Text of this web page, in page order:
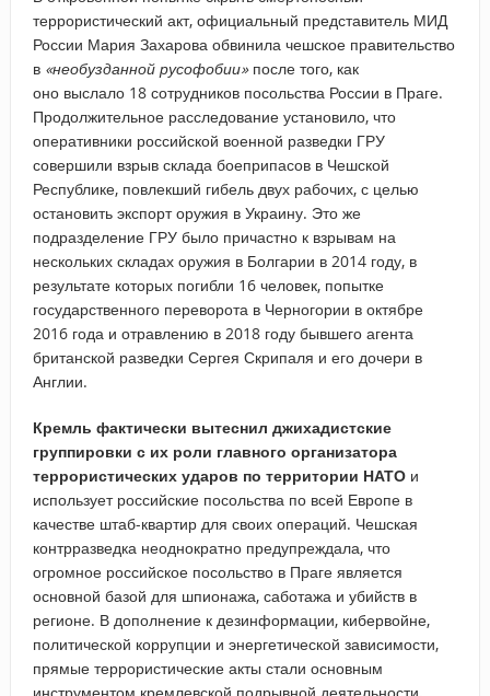
террористический акт, официальный представитель МИД
России Мария Захарова обвинила чешское правительство
в «необузданной русофобии»после того, как
оно выслало 18 сотрудников посольства России в Праге.
Продолжительное расследование установило, что
оперативники российской военной разведки ГРУ
совершили взрыв склада боеприпасов в Чешской
Республике, повлекший гибель двух рабочих, с целью
остановить экспорт оружия в Украину. Это же
подразделение ГРУ было причастно к взрывам на
нескольких складах оружия в Болгарии в 2014 году, в
результате которых погибли 16 человек, попытке
государственного переворота в Черногории в октябре
2016 года и отравлению в 2018 году бывшего агента
британской разведки Сергея Скрипаля и его дочери в
Англии.
Кремль фактически вытеснил джихадистские
группировки с их роли главного организатора
террористических ударов по территории НАТОи
использует российские посольства по всей Европе в
качестве штаб-квартир для своих операций. Чешская
контрразведка неоднократно предупреждала, что
огромное российское посольство в Праге является
основной базой для шпионажа, саботажа и убийств в
регионе. В дополнение к дезинформации, кибервойне,
политической коррупции и энергетической зависимости,
прямые террористические акты стали основным